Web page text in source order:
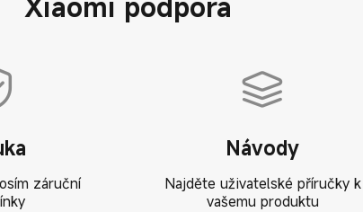
záruční
Návody
Najděte uživatelské příručky k
vašemu produktu